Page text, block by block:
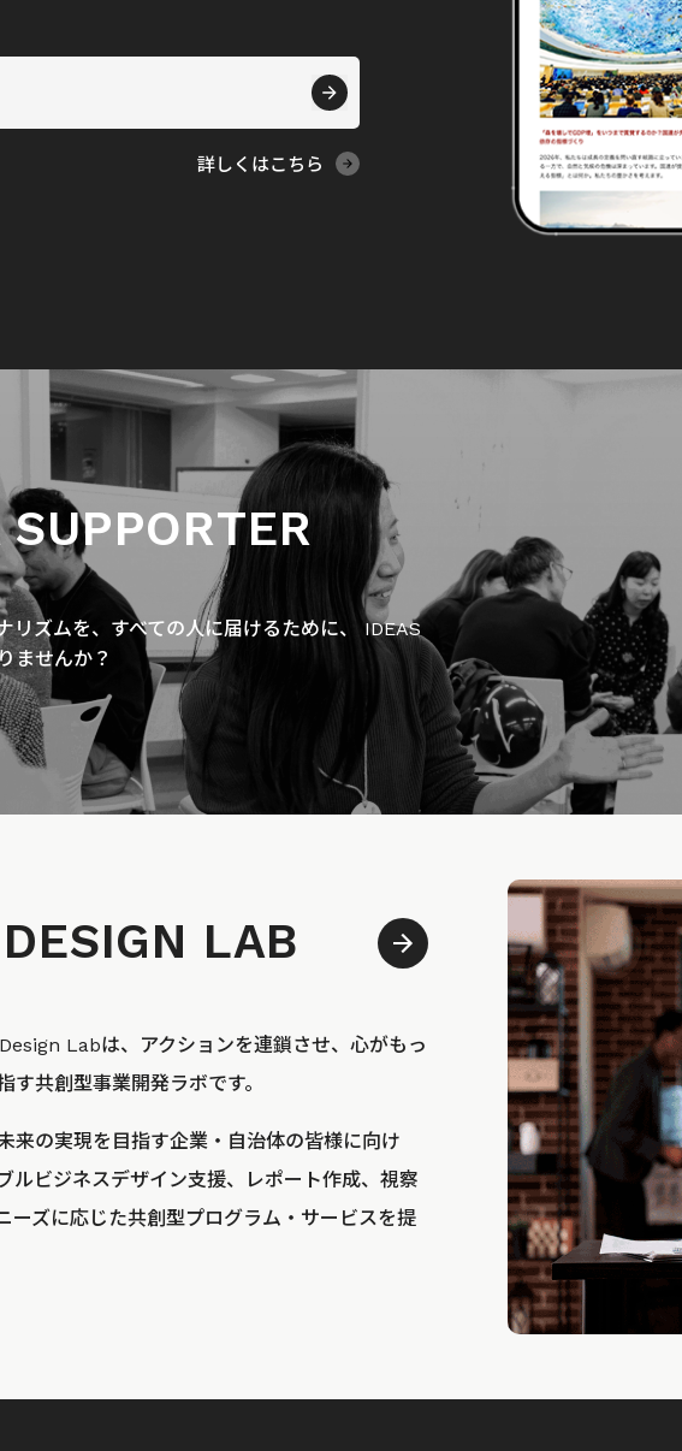
詳しくはこちら
リズムを、すべての人に届けるために、 IDEAS
ませんか？
DESIGN LAB
Labは、アクションを連鎖させ、心がもっ
す共創型事業開発ラボです。
来の実現を目指す企業・自治体の皆様に向け
ルビジネスデザイン支援、レポート作成、視察
ーズに応じた共創型プログラム・サービスを提